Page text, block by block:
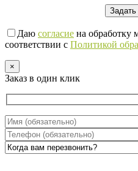
Даю согласие на обработку
соответствии с Политикой
×
Заказ в один клик